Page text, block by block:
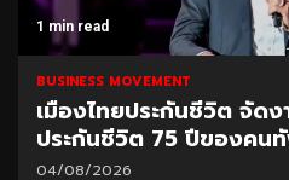
1 min read
BUSINESS MOVEMENT
เมืองไทยประกันชีวิต จัด
ประกันชีวิต 75 ปีของคน
04/08/2026